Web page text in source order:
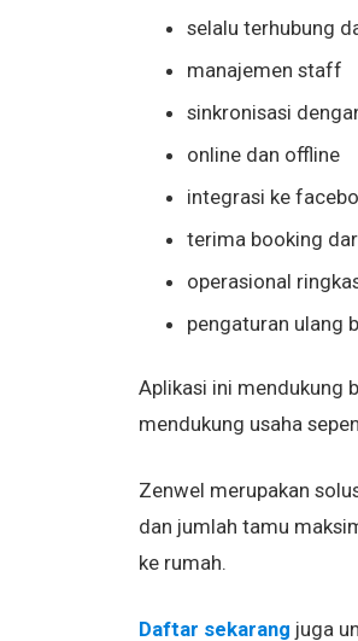
selalu terhubung
manajemen staff
sinkronisasi
online dan offline
integrasi ke
terima booking
operasional
pengaturan ulang
Aplikasi ini mendukung
mendukung usaha
Zenwel merupakan
dan jumlah tamu
ke rumah.
Daftar sekarang juga